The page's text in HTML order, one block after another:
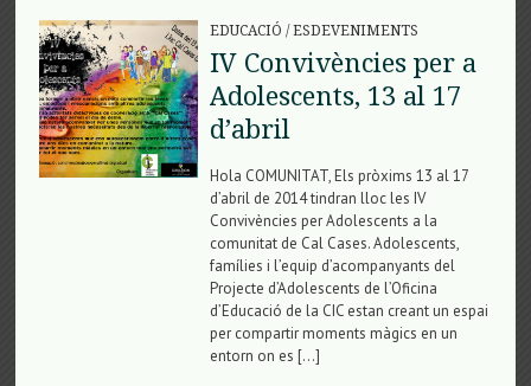
EDUCACIÓ /ESDEVENIMENTS
IV Convivències per a
Adolescents, 13 al 17
d’abril
Hola COMUNITAT, Els pròxims 13 al 17
d’abril de 2014 tindran lloc les IV
Convivències per Adolescents a la
comunitat de Cal Cases. Adolescents,
famílies i l’equip d’acompanyants del
Projecte d’Adolescents de l’Oficina
d’Educació de la CIC estan creant un espai
per compartir moments màgics en un
entorn on es […]